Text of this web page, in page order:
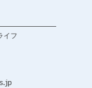
イフ